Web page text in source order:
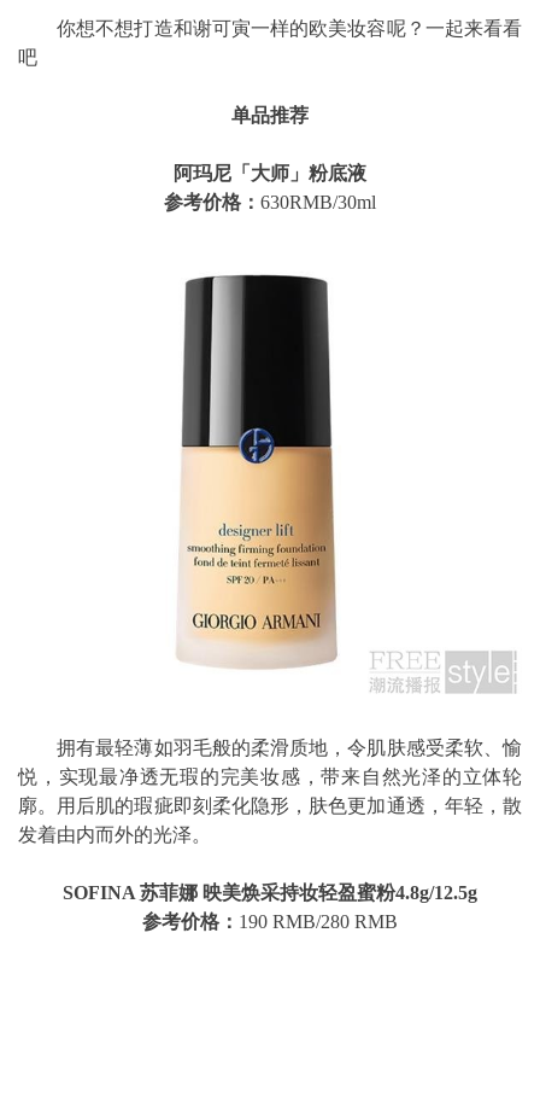
你想不想打造和谢可寅一样的欧美妆容呢？一起来看看
吧
单品推荐
阿玛尼「大师」粉底液
参考价格： 630RMB/30ml
拥有最轻薄如羽毛般的柔滑质地，令肌肤感受柔软、愉
悦，实现最净透无瑕的完美妆感，带来自然光泽的立体轮
廓。用后肌的瑕疵即刻柔化隐形，肤色更加通透，年轻，散
发着由内而外的光泽。
SOFINA 苏菲娜 映美焕采持妆轻盈蜜粉4.8g/12.5g
参考价格： 190 RMB/280 RMB